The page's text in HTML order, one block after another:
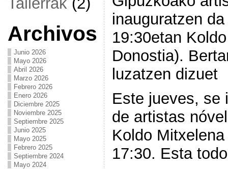
Archivos
Junio 2026
Mayo 2026
Abril 2026
Marzo 2026
Febrero 2026
Enero 2026
Diciembre 2025
Noviembre 2025
Septiembre 2025
Junio 2025
Mayo 2025
Febrero 2025
Septiembre 2024
Mayo 2024
inauguratzen
19:30etan
Donostia).
luzatzen dizuet
Este jueves, se
de artistas
Koldo
17:30. Esta